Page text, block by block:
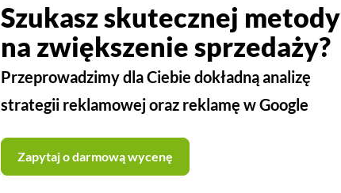
Szukasz skutecznej metody
na zwiększenie sprzedaży?
Przeprowadzimy dla Ciebie dokładną analizę
strategii reklamowej oraz reklamę w Google
Zapytaj o darmową wycenę